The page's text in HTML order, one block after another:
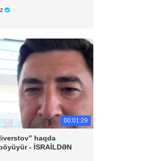
00:01:29
haqda
- İSRAİLDƏN